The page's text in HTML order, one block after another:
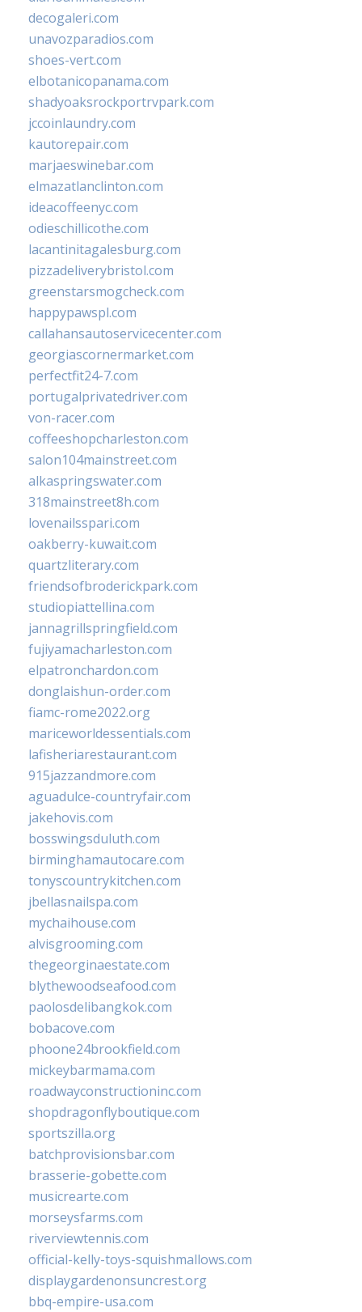
decogaleri.com
unavozparadios.com
shoes-vert.com
elbotanicopanama.com
shadyoaksrockportrvpark.com
jccoinlaundry.com
kautorepair.com
marjaeswinebar.com
elmazatlanclinton.com
ideacoffeenyc.com
odieschillicothe.com
lacantinitagalesburg.com
pizzadeliverybristol.com
greenstarsmogcheck.com
happypawspl.com
callahansautoservicecenter.com
georgiascornermarket.com
perfectfit24-7.com
portugalprivatedriver.com
von-racer.com
coffeeshopcharleston.com
salon104mainstreet.com
alkaspringswater.com
318mainstreet8h.com
lovenailsspari.com
oakberry-kuwait.com
quartzliterary.com
friendsofbroderickpark.com
studiopiattellina.com
jannagrillspringfield.com
fujiyamacharleston.com
elpatronchardon.com
donglaishun-order.com
fiamc-rome2022.org
mariceworldessentials.com
lafisheriarestaurant.com
915jazzandmore.com
aguadulce-countryfair.com
jakehovis.com
bosswingsduluth.com
birminghamautocare.com
tonyscountrykitchen.com
jbellasnailspa.com
mychaihouse.com
alvisgrooming.com
thegeorginaestate.com
blythewoodseafood.com
paolosdelibangkok.com
bobacove.com
phoone24brookfield.com
mickeybarmama.com
roadwayconstructioninc.com
shopdragonflyboutique.com
sportszilla.org
batchprovisionsbar.com
brasserie-gobette.com
musicrearte.com
morseysfarms.com
riverviewtennis.com
official-kelly-toys-squishmallows.com
displaygardenonsuncrest.org
bbq-empire-usa.com